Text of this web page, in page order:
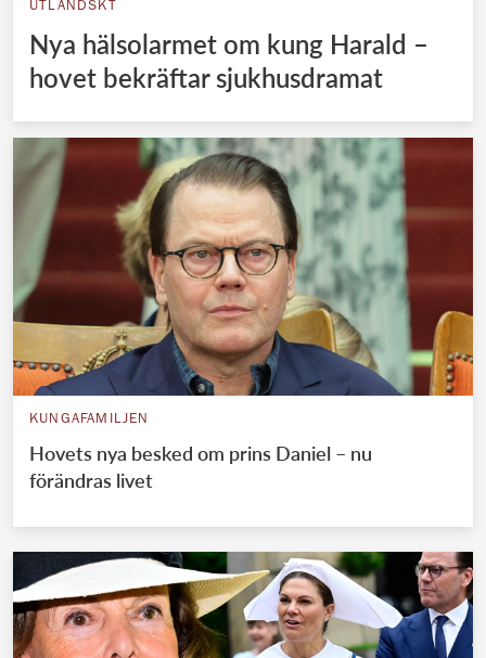
UTLÄNDSKT
Nya hälsolarmet om kung Harald –
hovet bekräftar sjukhusdramat
KUNGAFAMILJEN
Hovets nya besked om prins Daniel – nu
förändras livet